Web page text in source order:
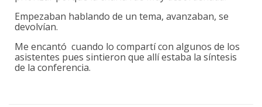
Empezaban hablando de un tema, avanzaban, se
devolvían.
Me encantó cuando lo compartí con algunos de los
asistentes pues sintieron que allí estaba la síntesis
de la conferencia.